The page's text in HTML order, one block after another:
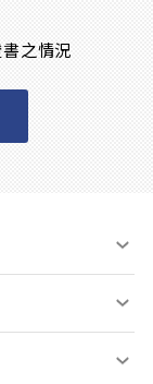
書之情況